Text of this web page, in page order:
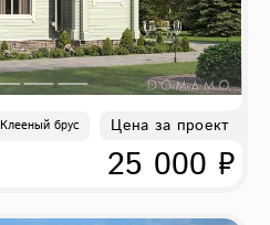
Клееный брус Цена за проект
25 000 ₽